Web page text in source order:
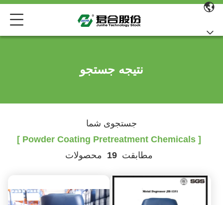
نتیجه جستجو
جستجوی شما
[ Powder Coating Pretreatment Chemicals ]
مطابقت 19 محصولات